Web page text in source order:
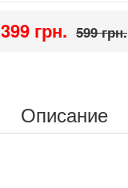
399 грн. 599 грн.
Описание